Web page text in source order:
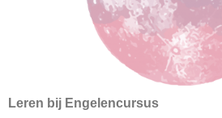
Leren bij Engelencursus